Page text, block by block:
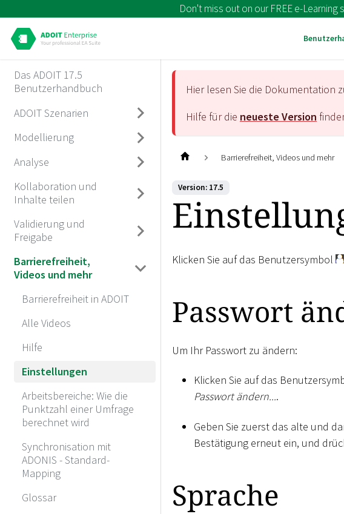
Don't miss out on our FREE e-Learning
Das ADOIT 17.5
Benutzerhandbuch
ADOIT Szenarien
Modellierung
Analyse
Kollaboration und
Inhalte teilen
Validierung und
Freigabe
Barrierefreiheit,
Videos und mehr
Barrierefreiheit in ADOIT
Alle Videos
Hilfe
Einstellungen
Arbeitsbereiche: Wie die
Punktzahl einer Umfrage
berechnet wird
Synchronisation mit
ADONIS - Standard-
Mapping
Glossar
Hier lesen Sie die Dokumentation
Hilfe für die neueste Version
Barrierefreiheit, Videos und mehr
Version: 17.5
Klicken Sie auf das Benutzersymbol
Passwort
Um Ihr Passwort zu ändern:
Klicken Sie auf das
Passwort ändern....
Geben Sie zuerst das alte und
Bestätigung erneut ein, und
Sprache